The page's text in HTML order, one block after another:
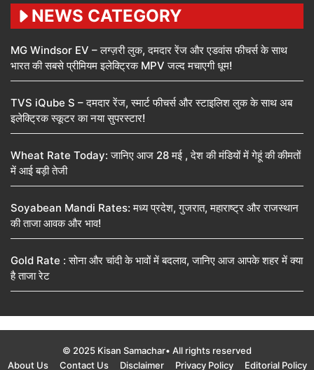
NEWS CATEGORY
MG Windsor EV – लग्ज़री लुक, दमदार रेंज और एडवांस फीचर्स के साथ
भारत की सबसे प्रीमियम इलेक्ट्रिक MPV जल्द मचाएगी धूम!
TVS iQube S – दमदार रेंज, स्मार्ट फीचर्स और स्टाइलिश लुक के साथ अब
इलेक्ट्रिक स्कूटर का नया सुपरस्टार!
Wheat Rate Today: जानिए आज 28 मई , देश की मंडियों में गेहूं की कीमतों
में आई बड़ी तेजी
Soyabean Mandi Rates: मध्य प्रदेश, गुजरात, महाराष्ट्र और राजस्थान
की ताजा आवक और भाव!
Gold Rate : सोना और चांदी के भावों में बदलाव, जानिए आज आपके शहर में क्या
है ताजा रेट
© 2025 Kisan Samachar• All rights reserved
About Us
Contact Us Disclaimer Privacy Policy Editorial Policy